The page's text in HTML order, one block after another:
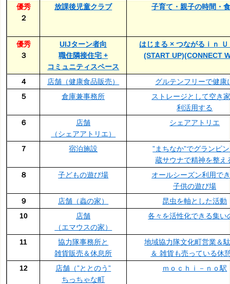
優秀
２
放課後児童クラブ 子育て・親子の時間・
優秀
３
UIJターン者向
職住隣接住宅 +
コミュニティスペース
はじまる × つながるｉｎ
(START UP)(CONNECT
４ 店舗（健康食品販売）
グルテンフリーで健康
５
倉庫兼事務所
ストレージとして空き
利活用する
６
店舗
（シェアアトリエ）
シェアアトリエ
７ 宿泊施設
”まちなか”でグランピ
蔵サウナで精神を整え
８
子どもの遊び場
オールシーズン利用で
子供の遊び場
９
店舗（蟲の家）
昆虫を軸とした活動
10
店舗
（エマウスの家）
各々を活性化できる集い
11
協力隊事務所と
雑貨販売＆休息所
地域協力隊文化町営業＆
＆ 雑貨も売っている休
12
店舗（”ととのう”
ちっちゃな町
ｍｏｃｈｉ－ｎｏ駅